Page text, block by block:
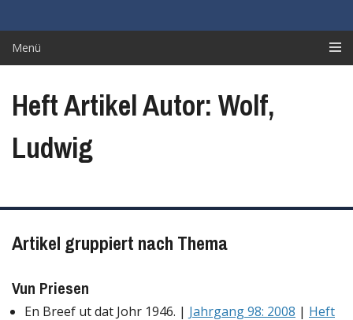
Menü
Heft Artikel Autor: Wolf,
Ludwig
Artikel gruppiert nach Thema
Vun Priesen
En Breef ut dat Johr 1946. | Jahrgang 98: 2008 | Heft